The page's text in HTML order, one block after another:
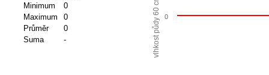
Minimum
0
Maximum
0
Průměr
0
Suma
-
0